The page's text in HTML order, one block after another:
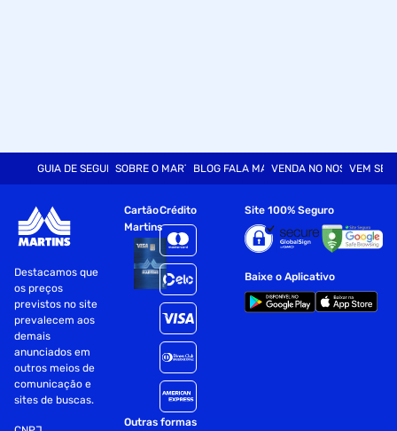
GUIA DE SEGURANÇASOBRE O MARTINSBLOG FALA MARTVENDA NO NOSSO SITE
VEM SER
Destacamos que
os preços
previstos no site
prevalecem aos
demais
anunciados em
outros meios de
comunicação e
sites de buscas.
Cartão
Martins
Crédito
Outras formas
Site 100% Seguro
Baixe o Aplicativo